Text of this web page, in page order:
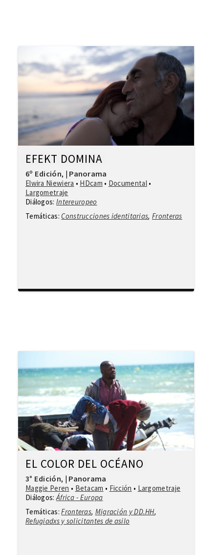
EFEKT DOMINA
6º Edición, | Panorama
Elwira Niewiera • HDcam • Documental•
Largometraje
Diálogos: Intereuropeo
Temáticas: Construcciones identitarias,Fronteras
EL COLOR DEL OCÉANO
3° Edición, | Panorama
Maggie Peren • Betacam • Ficción • Largometraje
Diálogos:África - Europa
Temáticas: Fronteras, Migración y DD.HH,
Refugiadxs y solicitantes de asilo